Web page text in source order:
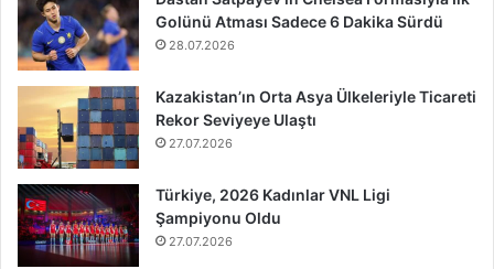
Golünü Atması Sadece 6 Dakika Sürdü
28.07.2026
Kazakistan’ın Orta Asya Ülkeleriyle Ticareti
Rekor Seviyeye Ulaştı
27.07.2026
Türkiye, 2026 Kadınlar VNL Ligi
Şampiyonu Oldu
27.07.2026